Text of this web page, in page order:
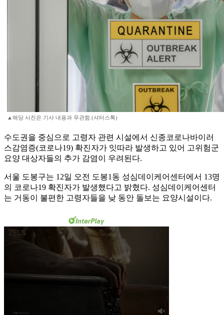
▲해당 사진은 기사 내용과 무관함.(셔터스톡)
수도권을 중심으로 고령자 관련 시설에서 신종코로나바이러
스감염증(코로나19) 확진자가 잇따라 발생하고 있어 고위험군
요양 대상자들의 추가 감염이 우려된다.
서울 도봉구는 12일 오전 도봉1동 성심데이케어센터에서 13명
의 코로나19 확진자가 발생했다고 밝혔다. 성심데이케어센터
는 거동이 불편한 고령자들을 낮 동안 돌보는 요양시설이다.